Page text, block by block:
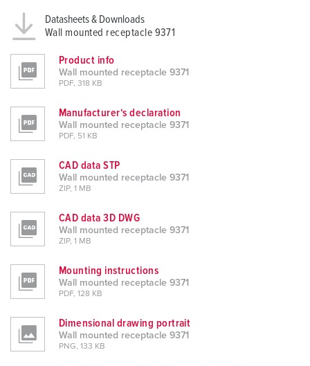
Datasheets & Downloads
Wall mounted receptacle 9371
Product info
Wall mounted receptacle 9371
PDF, 318 KB
Manufacturer‘s declaration
Wall mounted receptacle 9371
PDF, 51 KB
CAD data STP
Wall mounted receptacle 9371
ZIP, 1 MB
CAD data 3D DWG
Wall mounted receptacle 9371
ZIP, 1 MB
Mounting instructions
Wall mounted receptacle 9371
PDF, 128 KB
Dimensional drawing portrait
Wall mounted receptacle 9371
PNG, 133 KB